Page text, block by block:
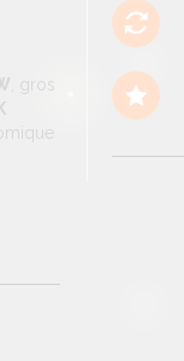
, gros